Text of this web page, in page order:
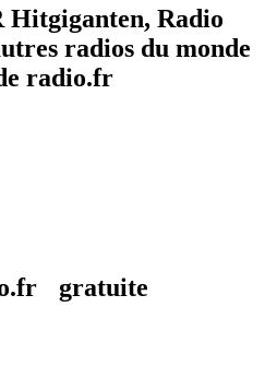
Hitgiganten, Radio
radios du monde
radio.fr
gratuite